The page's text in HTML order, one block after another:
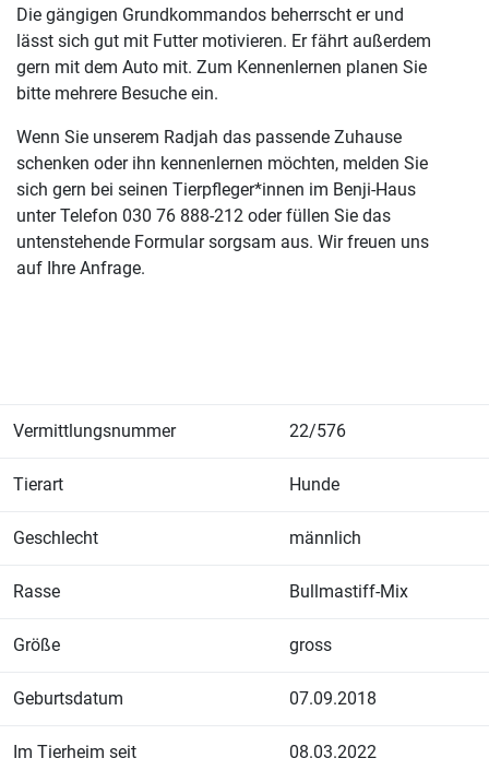
Die gängigen Grundkommandos beherrscht er und
lässt sich gut mit Futter motivieren. Er fährt außerdem
gern mit dem Auto mit. Zum Kennenlernen planen Sie
bitte mehrere Besuche ein.
Wenn Sie unserem Radjah das passende Zuhause
schenken oder ihn kennenlernen möchten, melden Sie
sich gern bei seinen Tierpfleger*innen im Benji-Haus
unter Telefon 030 76 888-212 oder füllen Sie das
untenstehende Formular sorgsam aus. Wir freuen uns
auf Ihre Anfrage.
Vermittlungsnummer 22/576
Tierart Hunde
Geschlecht männlich
Rasse Bullmastiff-Mix
Größe gross
Geburtsdatum 07.09.2018
Im Tierheim seit 08.03.2022